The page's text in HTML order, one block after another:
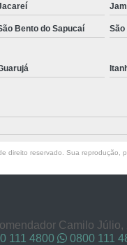
Bento do Sapucaí São
direito reservado. Sua reprodução,
Camilo Júlio,
111 4800 0800 111